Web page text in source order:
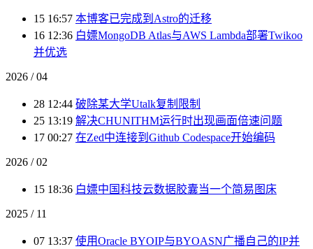
15 16:57 本博客已完成到Astro的迁移
16 12:36 白嫖MongoDB Atlas与AWS Lambda部署Twikoo
并优选
2026 / 04
28 12:44 破除某大学Utalk复制限制
25 13:19 解决CHUNITHM运行时出现画面倍速问题
17 00:27 在Zed中连接到Github Codespace开始编码
2026 / 02
15 18:36 白嫖中国科技云数据胶囊当一个简易图床
2025 / 11
07 13:37 使用Oracle BYOIP与BYOASN广播自己的IP并